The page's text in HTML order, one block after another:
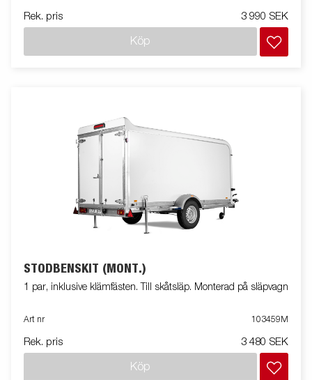
Rek. pris 3 990 SEK
Köp
STÖDBENSKIT (MONT.)
1 par, inklusive klämfästen. Till skåtsläp. Monterad på släpvagn
Art nr 103459M
Rek. pris 3 480 SEK
Köp